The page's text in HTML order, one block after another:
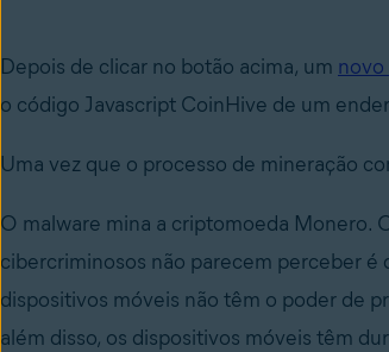
Depois de clicar no botão acima, um novo
o código Javascript CoinHive de um
Uma vez que o processo de mineração
O malware mina a criptomoeda Monero.
cibercriminosos não parecem perceber
dispositivos móveis não têm o poder de
além disso, os dispositivos móveis têm